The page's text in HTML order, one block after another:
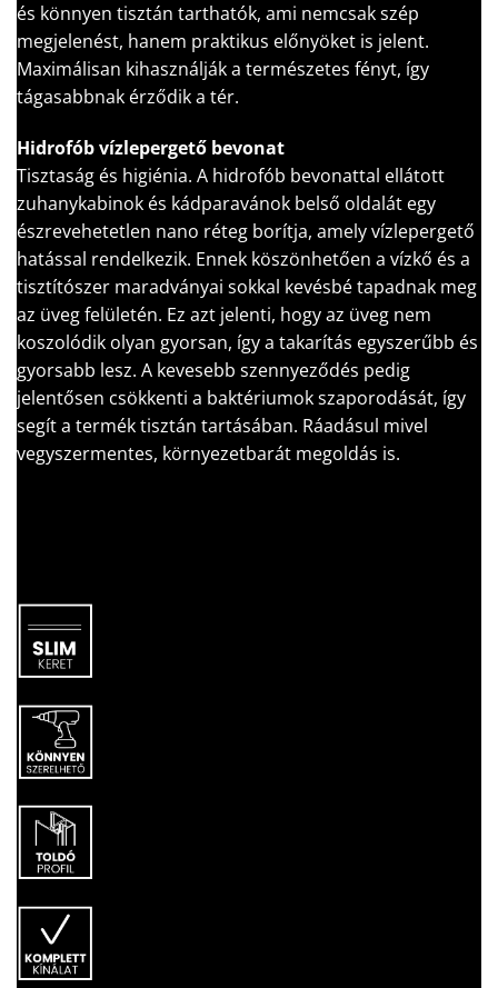
és könnyen tisztán tarthatók, ami nemcsak szép
megjelenést, hanem praktikus előnyöket is jelent.
Maximálisan kihasználják a természetes fényt, így
tágasabbnak érződik a tér.
Hidrofób vízlepergető bevonat
Tisztaság és higiénia. A hidrofób bevonattal ellátott
zuhanykabinok és kádparavánok belső oldalát egy
észrevehetetlen nano réteg borítja, amely vízlepergető
hatással rendelkezik. Ennek köszönhetően a vízkő és a
tisztítószer maradványai sokkal kevésbé tapadnak meg
az üveg felületén. Ez azt jelenti, hogy az üveg nem
koszolódik olyan gyorsan, így a takarítás egyszerűbb és
gyorsabb lesz. A kevesebb szennyeződés pedig
jelentősen csökkenti a baktériumok szaporodását, így
segít a termék tisztán tartásában. Ráadásul mivel
vegyszermentes, környezetbarát megoldás is.